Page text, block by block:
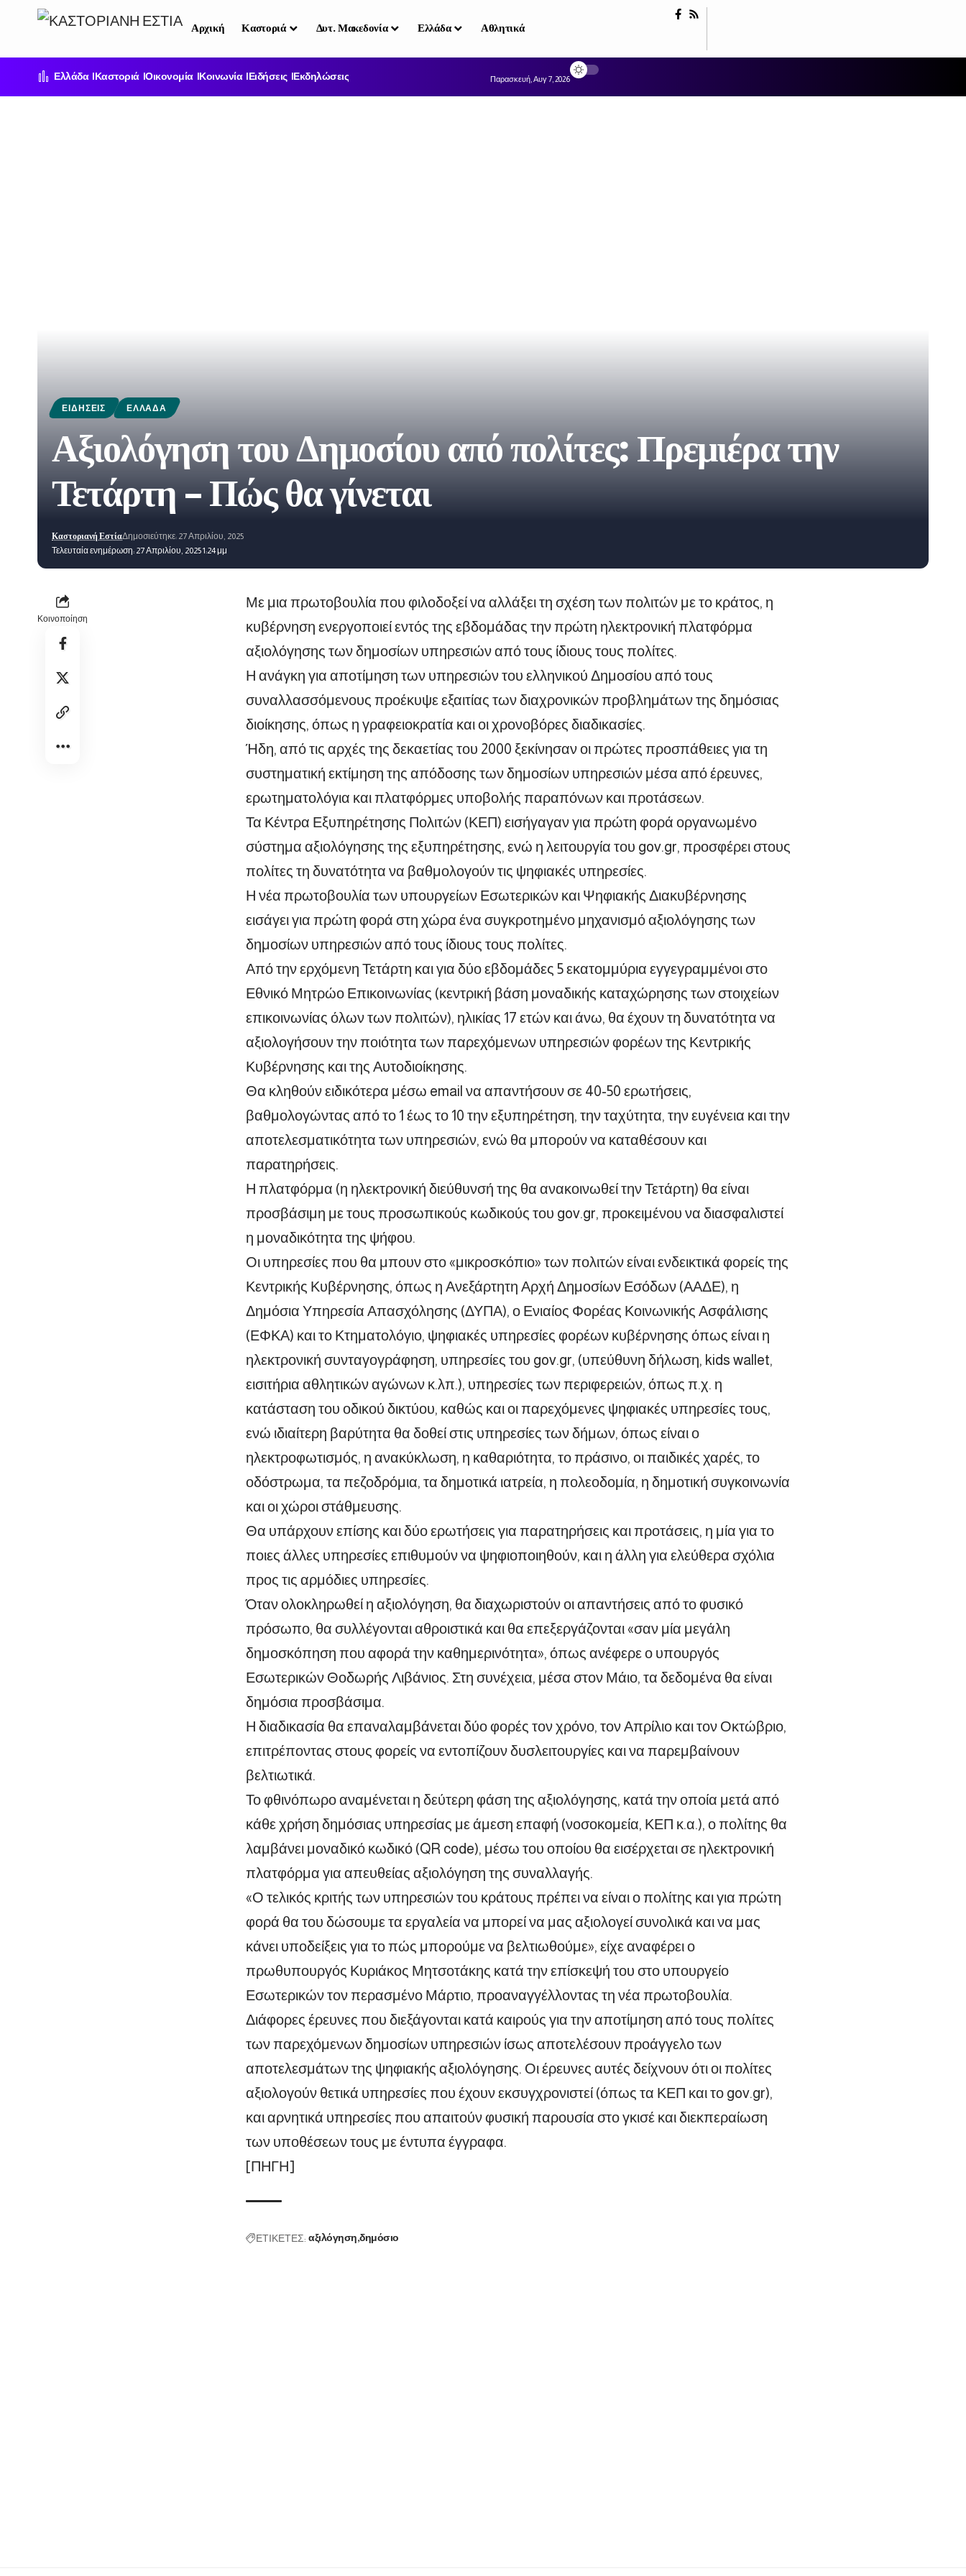
Αρχική Καστοριά Δυτ. Μακεδονία Ελλάδα Αθλητικά
Ελλάδα Καστοριά Οικονομία Κοινωνία Ειδήσεις Εκδηλώσεις Παρασκευή, Αυγ 7, 2026
ΕΙΔΉΣΕΙΣ ΕΛΛΆΔΑ
Αξιολόγηση του Δημοσίου από πολίτες: Πρεμιέρα την
Τετάρτη – Πώς θα γίνεται
Τελευταία ενημέρωση: 27 Απριλίου, 2025 1:24 μμ
Καστοριανή ΕστίαΔημοσιεύτηκε: 27 Απριλίου, 2025
Κοινοποίηση
Με μια πρωτοβουλία που φιλοδοξεί να αλλάξει τη σχέση των πολιτών με το κράτος, η
κυβέρνηση ενεργοποιεί εντός της εβδομάδας την πρώτη ηλεκτρονική πλατφόρμα
αξιολόγησης των δημοσίων υπηρεσιών από τους ίδιους τους πολίτες.
Η ανάγκη για αποτίμηση των υπηρεσιών του ελληνικού Δημοσίου από τους
συναλλασσόμενους προέκυψε εξαιτίας των διαχρονικών προβλημάτων της δημόσιας
διοίκησης, όπως η γραφειοκρατία και οι χρονοβόρες διαδικασίες.
Ήδη, από τις αρχές της δεκαετίας του 2000 ξεκίνησαν οι πρώτες προσπάθειες για τη
συστηματική εκτίμηση της απόδοσης των δημοσίων υπηρεσιών μέσα από έρευνες,
ερωτηματολόγια και πλατφόρμες υποβολής παραπόνων και προτάσεων.
Τα Κέντρα Εξυπηρέτησης Πολιτών (ΚΕΠ) εισήγαγαν για πρώτη φορά οργανωμένο
σύστημα αξιολόγησης της εξυπηρέτησης, ενώ η λειτουργία του gov.gr, προσφέρει στους
πολίτες τη δυνατότητα να βαθμολογούν τις ψηφιακές υπηρεσίες.
Η νέα πρωτοβουλία των υπουργείων Εσωτερικών και Ψηφιακής Διακυβέρνησης
εισάγει για πρώτη φορά στη χώρα ένα συγκροτημένο μηχανισμό αξιολόγησης των
δημοσίων υπηρεσιών από τους ίδιους τους πολίτες.
Από την ερχόμενη Τετάρτη και για δύο εβδομάδες 5 εκατομμύρια εγγεγραμμένοι στο
Εθνικό Μητρώο Επικοινωνίας (κεντρική βάση μοναδικής καταχώρησης των στοιχείων
επικοινωνίας όλων των πολιτών), ηλικίας 17 ετών και άνω, θα έχουν τη δυνατότητα να
αξιολογήσουν την ποιότητα των παρεχόμενων υπηρεσιών φορέων της Κεντρικής
Κυβέρνησης και της Αυτοδιοίκησης.
Θα κληθούν ειδικότερα μέσω email να απαντήσουν σε 40-50 ερωτήσεις,
βαθμολογώντας από το 1 έως το 10 την εξυπηρέτηση, την ταχύτητα, την ευγένεια και την
αποτελεσματικότητα των υπηρεσιών, ενώ θα μπορούν να καταθέσουν και
παρατηρήσεις.
Η πλατφόρμα (η ηλεκτρονική διεύθυνσή της θα ανακοινωθεί την Τετάρτη) θα είναι
προσβάσιμη με τους προσωπικούς κωδικούς του gov.gr, προκειμένου να διασφαλιστεί
η μοναδικότητα της ψήφου.
Οι υπηρεσίες που θα μπουν στο «μικροσκόπιο» των πολιτών είναι ενδεικτικά φορείς της
Κεντρικής Κυβέρνησης, όπως η Ανεξάρτητη Αρχή Δημοσίων Εσόδων (ΑΑΔΕ), η
Δημόσια Υπηρεσία Απασχόλησης (ΔΥΠΑ), ο Ενιαίος Φορέας Κοινωνικής Ασφάλισης
(ΕΦΚΑ) και το Κτηματολόγιο, ψηφιακές υπηρεσίες φορέων κυβέρνησης όπως είναι η
ηλεκτρονική συνταγογράφηση, υπηρεσίες του gov.gr, (υπεύθυνη δήλωση, kids wallet,
εισιτήρια αθλητικών αγώνων κ.λπ.), υπηρεσίες των περιφερειών, όπως π.χ. η
κατάσταση του οδικού δικτύου, καθώς και οι παρεχόμενες ψηφιακές υπηρεσίες τους,
ενώ ιδιαίτερη βαρύτητα θα δοθεί στις υπηρεσίες των δήμων, όπως είναι ο
ηλεκτροφωτισμός, η ανακύκλωση, η καθαριότητα, το πράσινο, οι παιδικές χαρές, το
οδόστρωμα, τα πεζοδρόμια, τα δημοτικά ιατρεία, η πολεοδομία, η δημοτική συγκοινωνία
και οι χώροι στάθμευσης.
Θα υπάρχουν επίσης και δύο ερωτήσεις για παρατηρήσεις και προτάσεις, η μία για το
ποιες άλλες υπηρεσίες επιθυμούν να ψηφιοποιηθούν, και η άλλη για ελεύθερα σχόλια
προς τις αρμόδιες υπηρεσίες.
Όταν ολοκληρωθεί η αξιολόγηση, θα διαχωριστούν οι απαντήσεις από το φυσικό
πρόσωπο, θα συλλέγονται αθροιστικά και θα επεξεργάζονται «σαν μία μεγάλη
δημοσκόπηση που αφορά την καθημερινότητα», όπως ανέφερε ο υπουργός
Εσωτερικών Θοδωρής Λιβάνιος. Στη συνέχεια, μέσα στον Μάιο, τα δεδομένα θα είναι
δημόσια προσβάσιμα.
Η διαδικασία θα επαναλαμβάνεται δύο φορές τον χρόνο, τον Απρίλιο και τον Οκτώβριο,
επιτρέποντας στους φορείς να εντοπίζουν δυσλειτουργίες και να παρεμβαίνουν
βελτιωτικά.
Το φθινόπωρο αναμένεται η δεύτερη φάση της αξιολόγησης, κατά την οποία μετά από
κάθε χρήση δημόσιας υπηρεσίας με άμεση επαφή (νοσοκομεία, ΚΕΠ κ.α.), ο πολίτης θα
λαμβάνει μοναδικό κωδικό (QR code), μέσω του οποίου θα εισέρχεται σε ηλεκτρονική
πλατφόρμα για απευθείας αξιολόγηση της συναλλαγής.
«Ο τελικός κριτής των υπηρεσιών του κράτους πρέπει να είναι ο πολίτης και για πρώτη
φορά θα του δώσουμε τα εργαλεία να μπορεί να μας αξιολογεί συνολικά και να μας
κάνει υποδείξεις για το πώς μπορούμε να βελτιωθούμε», είχε αναφέρει ο
πρωθυπουργός Κυριάκος Μητσοτάκης κατά την επίσκεψή του στο υπουργείο
Εσωτερικών τον περασμένο Μάρτιο, προαναγγέλλοντας τη νέα πρωτοβουλία.
Διάφορες έρευνες που διεξάγονται κατά καιρούς για την αποτίμηση από τους πολίτες
των παρεχόμενων δημοσίων υπηρεσιών ίσως αποτελέσουν προάγγελο των
αποτελεσμάτων της ψηφιακής αξιολόγησης. Οι έρευνες αυτές δείχνουν ότι οι πολίτες
αξιολογούν θετικά υπηρεσίες που έχουν εκσυγχρονιστεί (όπως τα ΚΕΠ και το gov.gr),
και αρνητικά υπηρεσίες που απαιτούν φυσική παρουσία στο γκισέ και διεκπεραίωση
των υποθέσεων τους με έντυπα έγγραφα.
[ΠΗΓΗ]
ΕΤΙΚΕΤΕΣ: αξιλόγηση δημόσιο